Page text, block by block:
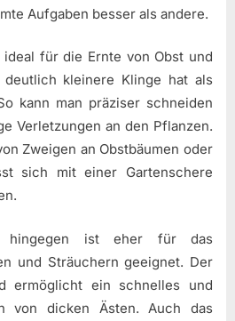
Aufgaben besser als andere.
für die Ernte von Obst und
kleinere Klinge hat als
kann man präziser schneiden
Verletzungen an den Pflanzen.
Zweigen an Obstbäumen oder
sich mit einer Gartenschere
hingegen ist eher für das
und Sträuchern geeignet. Der
ermöglicht ein schnelles und
von dicken Ästen. Auch das